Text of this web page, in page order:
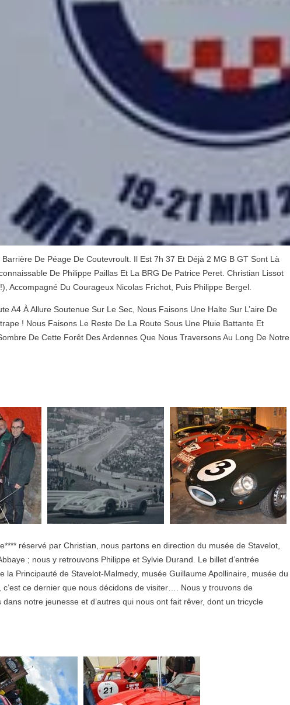
De Péage De Coutevroult. Il Est 7h 37 Et Déjà 2 MG B GT Sont Là
De Philippe Paillas Et La BRG De Patrice Peret. Christian Lissot
Accompagné Du Courageux Nicolas Frichot, Puis Philippe Bergel.
A4 À Allure Soutenue Sur Le Sec, Nous Faisons Une Halte Sur L’aire De
! Nous Faisons Le Reste De La Route Sous Une Pluie Battante Et
De Cette Forêt Des Ardennes Que Nous Traversons Au Long De Notre
réservé par Christian, nous partons en direction du musée de Stavelot,
; nous y retrouvons Philippe et Sylvie Durand. Le billet d’entrée
la Principauté de Stavelot-Malmedy, musée Guillaume Apollinaire, musée du
ce dernier que nous décidons de visiter…. Nous y trouvons de
notre jeunesse et d’autres qui nous ont fait rêver, dont un tricycle